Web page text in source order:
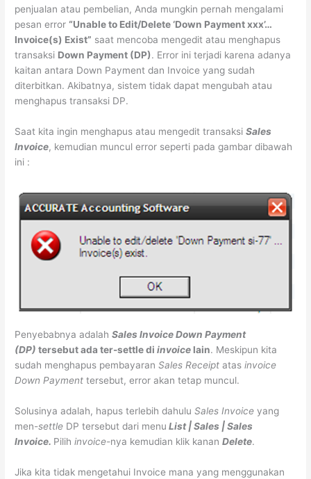
penjualan atau pembelian, Anda mungkin pernah mengalami
pesan error“Unable to Edit/Delete ‘Down Payment xxx’…
Invoice(s) Exist” saat mencoba mengedit atau menghapus
transaksi Down Payment (DP). Error ini terjadi karena adanya
kaitan antara Down Payment dan Invoice yang sudah
diterbitkan. Akibatnya, sistem tidak dapat mengubah atau
menghapus transaksi DP.
Saat kita ingin menghapus atau mengedit transaksiSales
Invoice, kemudian muncul error seperti pada gambar dibawah
ini :
Penyebabnya adalahSales InvoiceDown Payment
(DP) tersebut ada ter-settle diinvoice lain. Meskipun kita
sudah menghapus pembayaranSales Receipt atasinvoice
Down Payment tersebut, error akan tetap muncul.
Solusinya adalah, hapus terlebih dahuluSales Invoice yang
men-settle DP tersebut dari menu List | Sales | Sales
Invoice. Pilih invoice-nya kemudian klik kananDelete.
Jika kita tidak mengetahui Invoice mana yang menggunakan